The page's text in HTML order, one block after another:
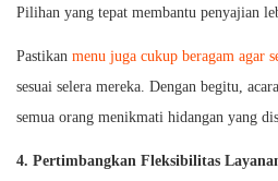
Pilihan yang tepat membantu penyajian
Pastikan menu juga cukup beragam agar
sesuai selera mereka. Dengan begitu,
semua orang menikmati hidangan yang
4. Pertimbangkan Fleksibilitas